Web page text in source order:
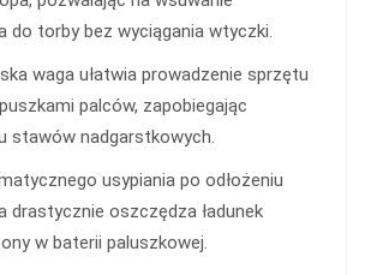
do torby bez wyciągania wtyczki.
waga ułatwia prowadzenie sprzętu
palców, zapobiegając
stawów nadgarstkowych.
usypiania po odłożeniu
drastycznie oszczędza ładunek
w baterii paluszkowej.